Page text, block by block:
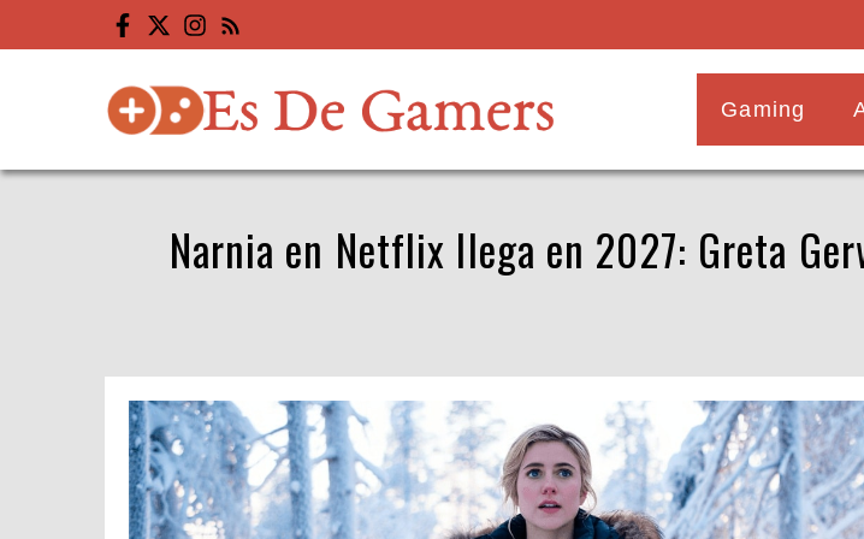
al
Gaming
Narnia en Netflix llega en 2027: Greta